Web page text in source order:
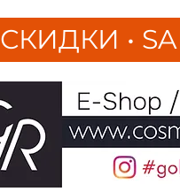
СКИДКИ •